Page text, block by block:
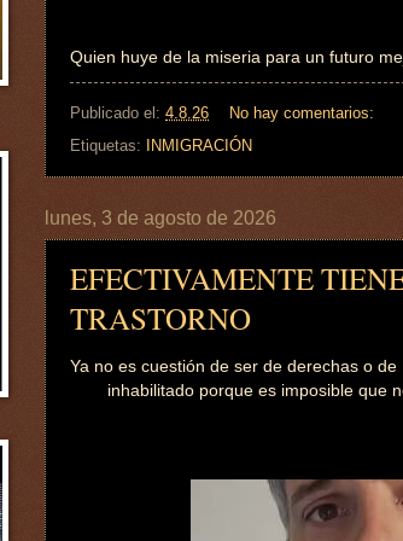
Quien huye de la miseria para un futuro
Publicado el: 4.8.26
No hay comentarios:
Etiquetas:
INMIGRACIÓN
lunes, 3 de agosto de 2026
EFECTIVAMENTE
TRASTORNO
Ya no es cuestión de ser de derechas o
inhabilitado porque es imposible que